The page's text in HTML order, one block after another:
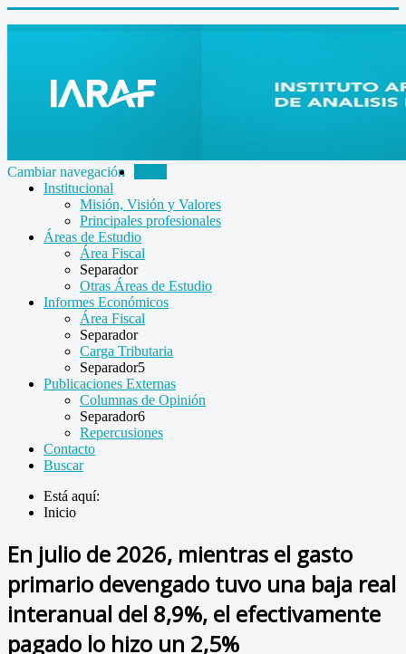
Cambiar navegación
Institucional
Misión, Visión y Valores
Principales profesionales
Áreas de Estudio
Área Fiscal
Separador
Otras Áreas de Estudio
Informes Económicos
Área Fiscal
Separador
Carga Tributaria
Separador5
Publicaciones Externas
Columnas de Opinión
Separador6
Repercusiones
Contacto
Buscar
Está aquí:
Inicio
En julio de 2026, mientras el gasto
primario devengado tuvo una baja real
interanual del 8,9%, el efectivamente
pagado lo hizo un 2,5%